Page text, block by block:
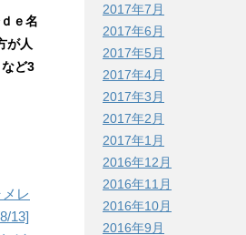
ｅ名
が人
ど3
レ
13]
2017年7月
2017年6月
2017年5月
2017年4月
2017年3月
2017年2月
2017年1月
2016年12月
2016年11月
2016年10月
2016年9月